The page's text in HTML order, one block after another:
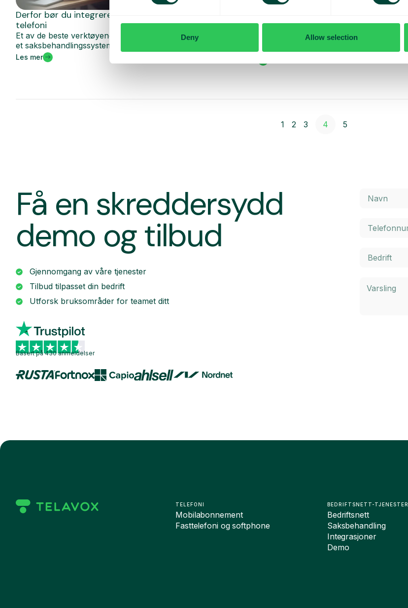
Deny Allow selection
Derfor bør du integrere saksbehandling med
telefoni
Et av de beste verktøyene for å håndtere samtaler er
et saksbehandlingssystem. De...
Les mer
5 grunner til å koble telefonien din til Teams
Telefoni + Teams er en vinnende kombinasjon!
Microsoft Teams er en perfekt plattform...
1 2 3 4 5
Få en skreddersydd
demo og tilbud
Gjennomgang av våre tjenester
Tilbud tilpasset din bedrift
Utforsk bruksområder for teamet ditt
Basert på 430 anmeldelser
TELEFONI
Mobilabonnement
Fasttelefoni og softphone
BEDRIFTSNETT-TJENESTER
Bedriftsnett
Saksbehandling
Integrasjoner
Demo